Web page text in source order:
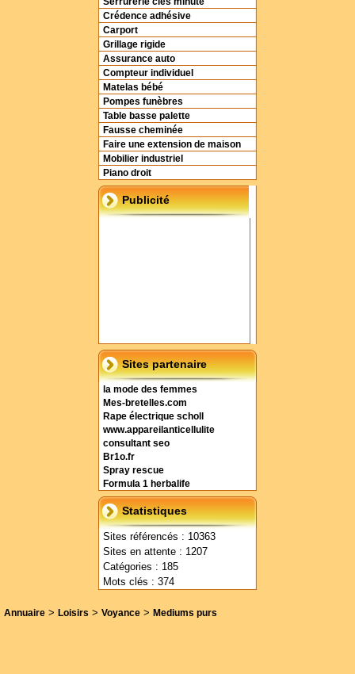
Crédence adhésive
Carport
Grillage rigide
Assurance auto
Compteur individuel
Matelas bébé
Pompes funèbres
Table basse palette
Fausse cheminée
Faire une extension de maison
Mobilier industriel
Piano droit
Publicité
Sites partenaire
la mode des femmes
Mes-bretelles.com
Rape électrique scholl
www.appareilanticellulite
consultant seo
Br1o.fr
Spray rescue
Formula 1 herbalife
Statistiques
Sites référencés : 10363
Sites en attente : 1207
Catégories : 185
Mots clés : 374
Annuaire > Loisirs > Voyance > Mediums purs